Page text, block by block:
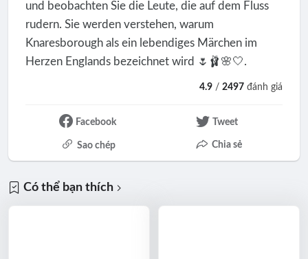
und beobachten Sie die Leute, die auf dem Fluss
rudern. Sie werden verstehen, warum
Knaresborough als ein lebendiges Märchen im
Herzen Englands bezeichnet wird 🌷🩰🌸🤍.
4.9 /2497 đánh giá
Facebook Tweet
Sao chép Chia sẻ
Có thể bạn thích